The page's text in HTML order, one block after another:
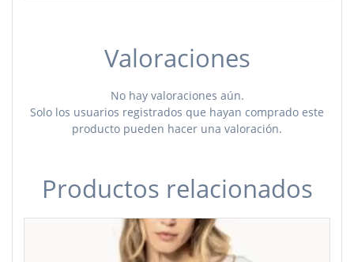
Valoraciones
No hay valoraciones aún.
Solo los usuarios registrados que hayan comprado este
producto pueden hacer una valoración.
Productos relacionados